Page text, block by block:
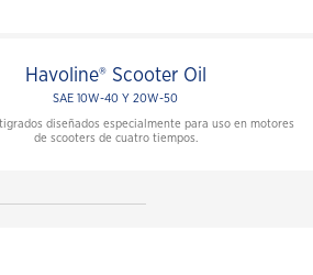
Havoline® Scooter Oil
SAE 10W-40 Y 20W-50
diseñados especialmente para uso en motores
de scooters de cuatro tiempos.